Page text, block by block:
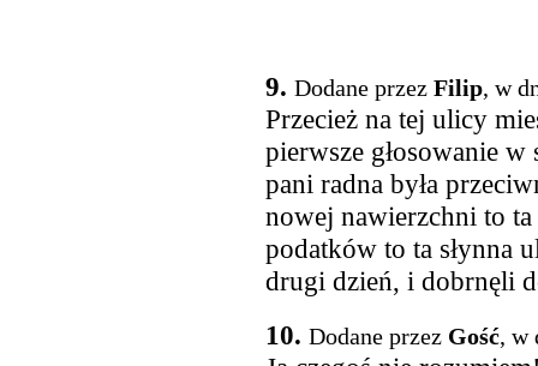
9. Dodane przez Filip, w
Przecież na tej ulicy
pierwsze głosowanie
pani radna była
nowej nawierzchni to ta
podatków to ta słynna
drugi dzień, i dobrnęli
10. Dodane przez Gość, w